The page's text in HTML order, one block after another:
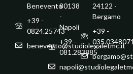
Benevento
+39 -
0824.25743
benevento@studiolegaletmc.it
80138
-
Napoli
+39 -
081.283885
24122 -
Bergamo
+39 -
035.0348071